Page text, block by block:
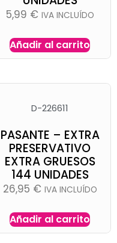
5,99 € IVA INCLUÍDO
Añadir al carrito
D-226611
PASANTE – EXTRA
PRESERVATIVO
EXTRA GRUESOS
144 UNIDADES
26,95 € IVA INCLUÍDO
Añadir al carrito